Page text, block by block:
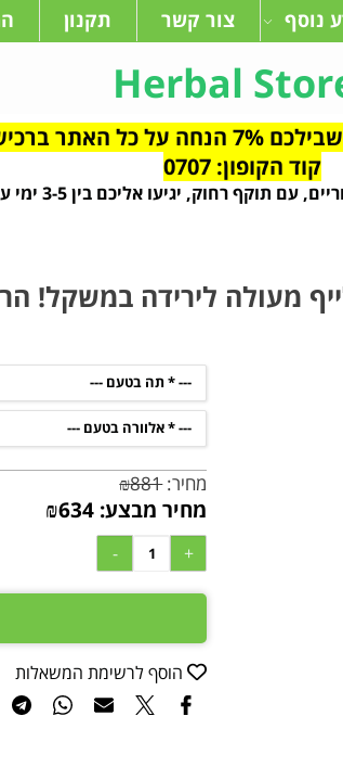
Herbal
נוסף צור קשר תקנון
מעל 640 ש"ח
קוד הקופון: 0707
תוקף רחוק, יגיעו אליכם בין 3-5 ימי עסקים
מעולה לירידה במשקל!
מחיר: ₪881
מחיר מבצע: ₪634
הוסף לרשימת המשאלות